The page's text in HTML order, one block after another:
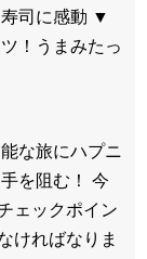
司に感動 ▼
！うまみたっ
な旅にハプニ
を阻む！ 今
ェックポイン
ければなりま